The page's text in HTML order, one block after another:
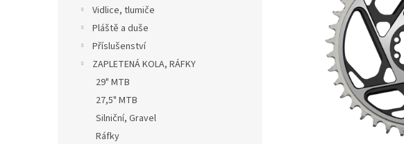
Vidlice, tlumiče
Pláště a duše
Příslušenství
ZAPLETENÁ KOLA, RÁFKY
29" MTB
27,5" MTB
Silniční, Gravel
Ráfky